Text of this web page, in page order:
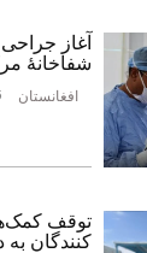
آغاز
شفاخانۀ
افغانستان
توقف
‌کنندگان